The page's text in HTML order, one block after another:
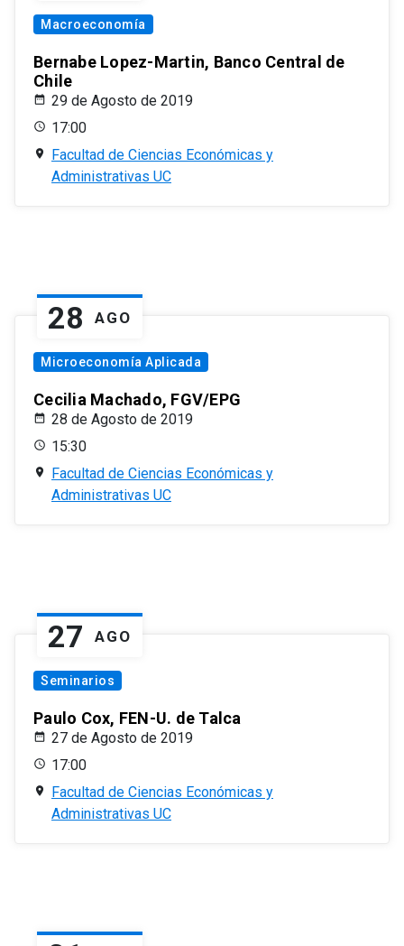
Macroeconomía
Bernabe Lopez-Martin, Banco Central de
Chile
29 de Agosto de 2019
17:00
Facultad de Ciencias Económicas y
Administrativas UC
28 AGO
Microeconomía Aplicada
Cecilia Machado, FGV/EPG
28 de Agosto de 2019
15:30
Facultad de Ciencias Económicas y
Administrativas UC
27 AGO
Seminarios
Paulo Cox, FEN-U. de Talca
27 de Agosto de 2019
17:00
Facultad de Ciencias Económicas y
Administrativas UC